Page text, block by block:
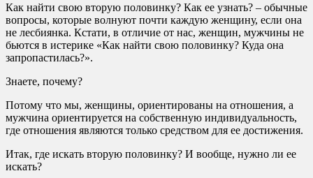
Как найти свою вторую половинку? Как ее узнать? – обычные
вопросы, которые волнуют почти каждую женщину, если она
не лесбиянка. Кстати, в отличие от нас, женщин, мужчины не
бьются в истерике «Как найти свою половинку? Куда она
запропастилась?».
Знаете, почему?
Потому что мы, женщины, ориентированы на отношения, а
мужчина ориентируется на собственную индивидуальность,
где отношения являются только средством для ее достижения.
Итак, где искать вторую половинку? И вообще, нужно ли ее
искать?